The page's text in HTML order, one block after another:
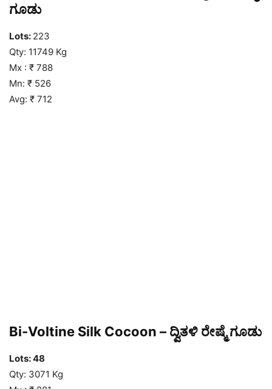
ಗೂಡು
Lots: 223
Qty: 11749 Kg
Mx : ₹ 788
Mn: ₹ 526
Avg: ₹ 712
Bi-Voltine Silk Cocoon – ದ್ವಿತಳಿ ರೇಷ್ಮೆ ಗೂಡು
Lots: 48
Qty: 3071 Kg